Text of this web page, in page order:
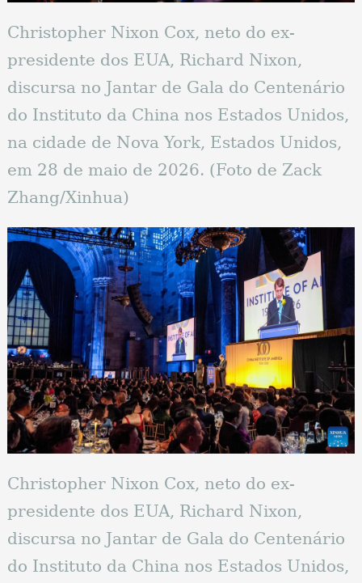
Christopher Nixon Cox, neto do ex-
presidente dos EUA, Richard Nixon,
discursa no Jantar de Gala do Centenário
do Instituto da China nos Estados Unidos,
na cidade de Nova York, Estados Unidos,
em 28 de maio de 2026. (Foto de Zack
Zhang/Xinhua)
Christopher Nixon Cox, neto do ex-
presidente dos EUA, Richard Nixon,
discursa no Jantar de Gala do Centenário
do Instituto da China nos Estados Unidos,